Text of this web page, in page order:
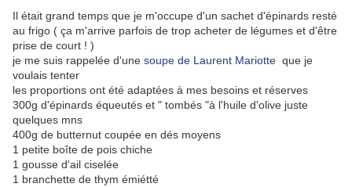
Il était grand temps que je m'occupe d'un sachet d'épinards resté
au frigo ( ça m'arrive parfois de trop acheter de légumes et d'être
prise de court ! )
je me suis rappelée d'une soupe de Laurent Mariotte que je
voulais tenter
les proportions ont été adaptées à mes besoins et réserves
300g d'épinards équeutés et " tombés "à l'huile d'olive juste
quelques mns
400g de butternut coupée en dés moyens
1 petite boîte de pois chiche
1 gousse d'ail ciselée
1 branchette de thym émiétté